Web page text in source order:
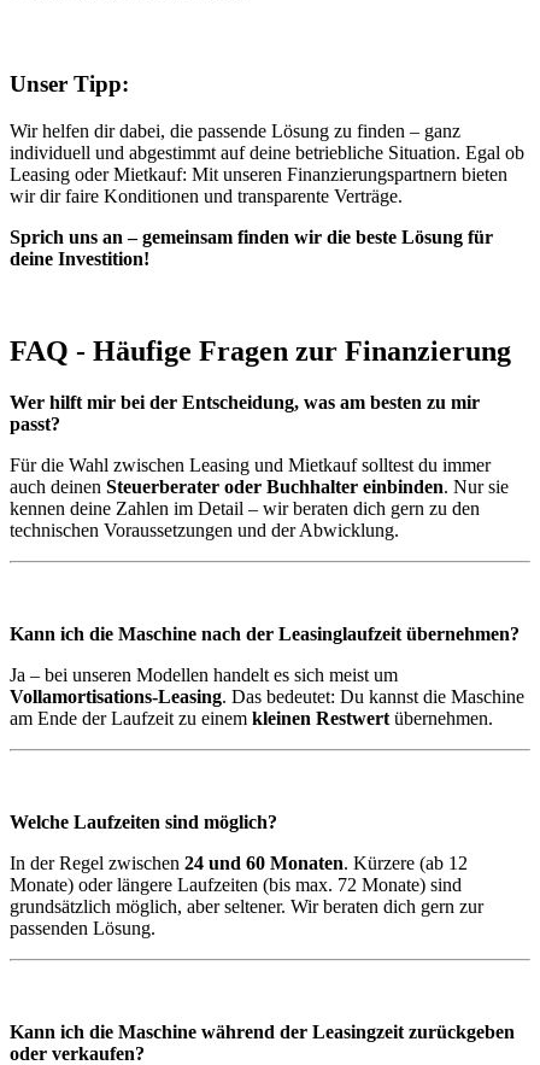
Unser Tipp:
Wir helfen dir dabei, die passende Lösung zu finden – ganz
individuell und abgestimmt auf deine betriebliche Situation. Egal ob
Leasing oder Mietkauf: Mit unseren Finanzierungspartnern bieten
wir dir faire Konditionen und transparente Verträge.
Sprich uns an – gemeinsam finden wir die beste Lösung für
deine Investition!
FAQ - Häufige Fragen zur Finanzierung
Wer hilft mir bei der Entscheidung, was am besten zu mir
passt?
Für die Wahl zwischen Leasing und Mietkauf solltest du immer
auch deinen Steuerberater oder Buchhalter einbinden. Nur sie
kennen deine Zahlen im Detail – wir beraten dich gern zu den
technischen Voraussetzungen und der Abwicklung.
Kann ich die Maschine nach der Leasinglaufzeit übernehmen?
Ja – bei unseren Modellen handelt es sich meist um
Vollamortisations-Leasing. Das bedeutet: Du kannst die Maschine
am Ende der Laufzeit zu einem kleinen Restwert übernehmen.
Welche Laufzeiten sind möglich?
In der Regel zwischen 24 und 60 Monaten. Kürzere (ab 12
Monate) oder längere Laufzeiten (bis max. 72 Monate) sind
grundsätzlich möglich, aber seltener. Wir beraten dich gern zur
passenden Lösung.
Kann ich die Maschine während der Leasingzeit zurückgeben
oder verkaufen?